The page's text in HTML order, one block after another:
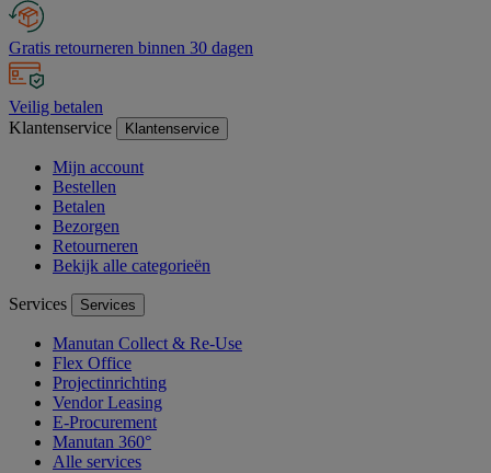
Gratis retourneren binnen 30 dagen
Veilig betalen
Klantenservice
Klantenservice
Mijn account
Bestellen
Betalen
Bezorgen
Retourneren
Bekijk alle categorieën
Services Services
Manutan Collect & Re-Use
Flex Office
Projectinrichting
Vendor Leasing
E-Procurement
Manutan 360°
Alle services